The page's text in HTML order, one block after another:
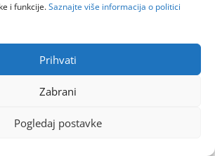
i funkcije.Saznajte više informacija o politici
Prihvati
Zabrani
Pogledaj postavke